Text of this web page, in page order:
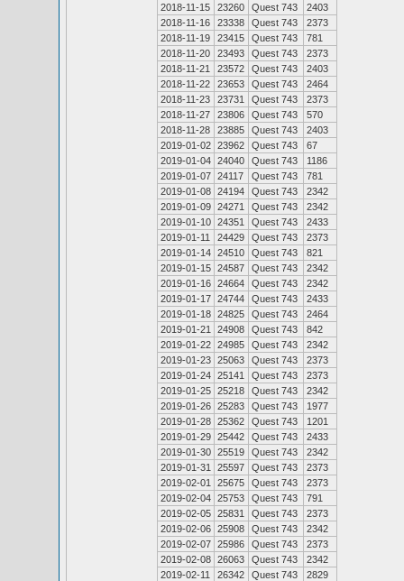
2018-11-15
23260 Quest 743
2403
2018-11-16
23338 Quest 743
2373
2018-11-19
23415 Quest 743
781
2018-11-20
23493 Quest 743
2373
2018-11-21
23572 Quest 743
2403
2018-11-22
23653 Quest 743
2464
2018-11-23
23731 Quest 743
2373
2018-11-27
23806 Quest 743
570
2018-11-28
23885 Quest 743
2403
2019-01-02 23962 Quest 743
67
2019-01-04 24040 Quest 743
1186
2019-01-07 24117 Quest 743
781
2019-01-08 24194 Quest 743
2342
2019-01-09 24271 Quest 743
2342
2019-01-10 24351 Quest 743
2433
2019-01-11
24429 Quest 743
2373
2019-01-14 24510 Quest 743
821
2019-01-15 24587 Quest 743
2342
2019-01-16 24664 Quest 743
2342
2019-01-17 24744 Quest 743
2433
2019-01-18 24825 Quest 743
2464
2019-01-21
24908 Quest 743
842
2019-01-22 24985 Quest 743
2342
2019-01-23 25063 Quest 743
2373
2019-01-24 25141 Quest 743
2373
2019-01-25 25218 Quest 743
2342
2019-01-26 25283 Quest 743
1977
2019-01-28 25362 Quest 743
1201
2019-01-29 25442 Quest 743
2433
2019-01-30 25519 Quest 743
2342
2019-01-31
25597 Quest 743
2373
2019-02-01
25675 Quest 743
2373
2019-02-04 25753 Quest 743
791
2019-02-05 25831 Quest 743
2373
2019-02-06 25908 Quest 743
2342
2019-02-07 25986 Quest 743
2373
2019-02-08 26063 Quest 743
2342
2019-02-11
26342 Quest 743
2829